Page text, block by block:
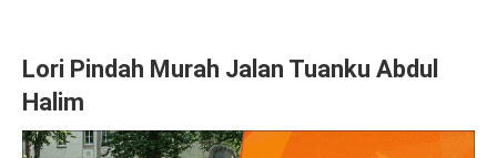
Lori Pindah Murah Jalan Tuanku Abdul
Halim